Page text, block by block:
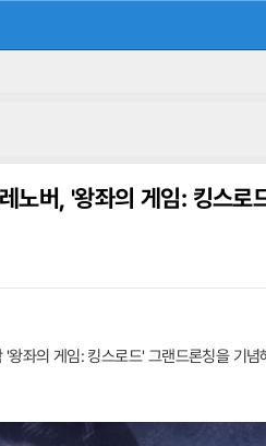
노버, '왕좌의 게임: 킹스로
왕좌의 게임: 킹스로드' 그랜드론칭을 기